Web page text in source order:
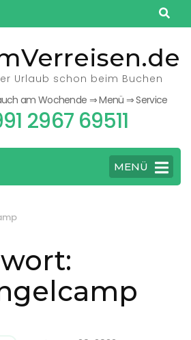
Urlaub schon beim Buchen
am Wochende ⇒ Menü ⇒ Service
2967 69511
MENÜ